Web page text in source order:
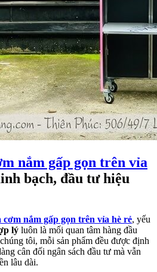
nắm gấp gọn trên vỉa
bạch, đầu tư hiệu
cơm nắm gấp gọn trên vỉa hè rẻ, yếu
lý luôn là mối quan tâm hàng đầu
tôi, mỗi sản phẩm đều được định
cân đối ngân sách đầu tư mà vẫn
lâu dài.